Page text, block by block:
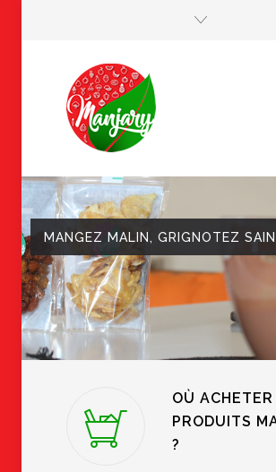
MANGEZ MALIN, GRIGNOTEZ SAIN
OÙ ACHETER
PRODUITS
?